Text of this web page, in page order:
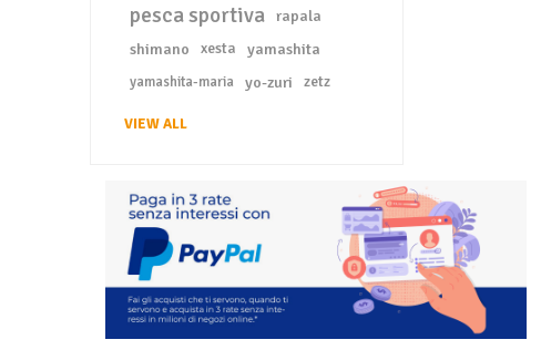
pesca sportiva rapala
shimano
xesta yamashita
yamashita-maria yo-zuri zetz
VIEW ALL